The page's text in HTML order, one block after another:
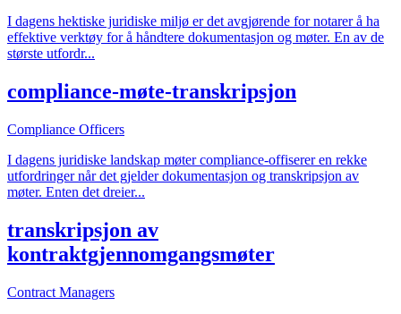
I dagens hektiske juridiske miljø er det avgjørende for notarer å ha
effektive verktøy for å håndtere dokumentasjon og møter. En av de
største utfordr...
compliance-møte-transkripsjon
Compliance Officers
I dagens juridiske landskap møter compliance-offiserer en rekke
utfordringer når det gjelder dokumentasjon og transkripsjon av
møter. Enten det dreier...
transkripsjon av
kontraktgjennomgangsmøter
Contract Managers